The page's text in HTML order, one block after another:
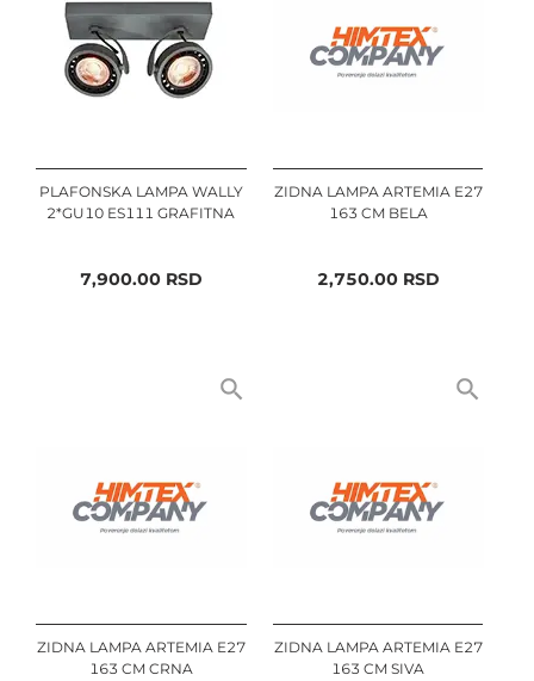
PLAFONSKA LAMPA WALLY
2*GU10 ES111 GRAFITNA
7,900.00RSD
ZIDNA LAMPA ARTEMIA E27
163 CM BELA
2,750.00RSD
ZIDNA LAMPA ARTEMIA E27
163 CM CRNA
ZIDNA LAMPA ARTEMIA E27
163 CM SIVA